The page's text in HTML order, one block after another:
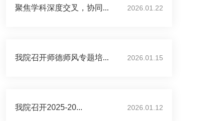
聚焦学科深度交叉，协同... 2026.01.22
我院召开师德师风专题培... 2026.01.15
我院召开2025-20... 2026.01.12